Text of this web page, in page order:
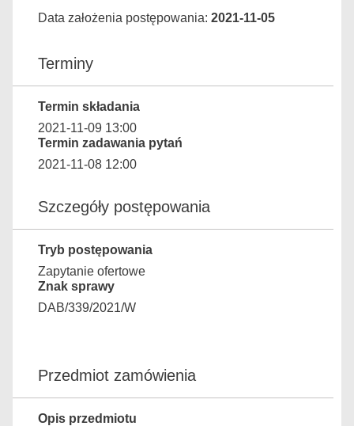
Data założenia postępowania: 2021-11-05
Terminy
Termin składania
2021-11-09 13:00
Termin zadawania pytań
2021-11-08 12:00
Szczegóły postępowania
Tryb postępowania
Zapytanie ofertowe
Znak sprawy
DAB/339/2021/W
Przedmiot zamówienia
Opis przedmiotu